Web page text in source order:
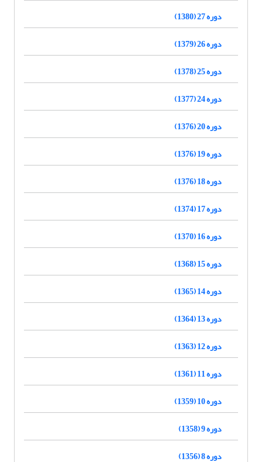
دوره 27 (1380)
دوره 26 (1379)
دوره 25 (1378)
دوره 24 (1377)
دوره 20 (1376)
دوره 19 (1376)
دوره 18 (1376)
دوره 17 (1374)
دوره 16 (1370)
دوره 15 (1368)
دوره 14 (1365)
دوره 13 (1364)
دوره 12 (1363)
دوره 11 (1361)
دوره 10 (1359)
دوره 9 (1358)
دوره 8 (1356)